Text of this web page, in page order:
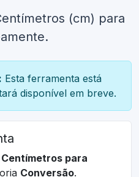
(cm) para
Esta ferramenta está
disponível em breve.
para
Conversão.